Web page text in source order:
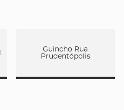
Guincho Rua
Prudentópolis